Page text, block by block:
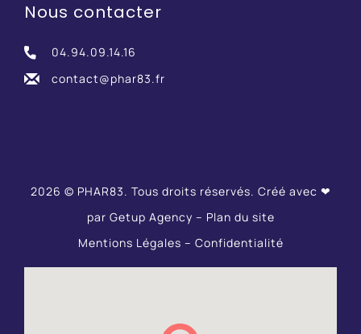
Nous contacter
04.94.09.14.16
contact@phar83.fr
2026 © PHAR83. Tous droits réservés. Créé avec ❤
par Getup Agency – Plan du site
Mentions Légales – Confidentialité